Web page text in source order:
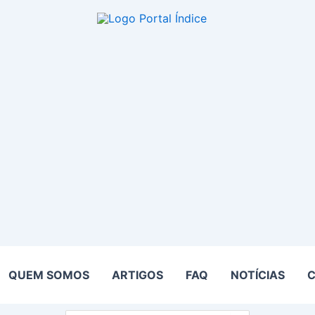
QUEM SOMOS ARTIGOS FAQ NOTÍCIAS